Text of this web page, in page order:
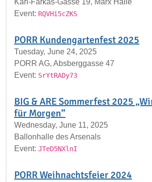
Karl-Farkas-Gasse 19, Marx Halle
Event: RQVHi5cZKS
PORR Kundengartenfest 2025
Tuesday, June 24, 2025
PORR AG, Absberggasse 47
Event: SrYtRADy73
BIG & ARE Sommerfest 2025
für Morgen“
Wednesday, June 11, 2025
Ballonhalle des Arsenals
Event: JTeD5NXlnI
PORR Weihnachtsfeier 2024